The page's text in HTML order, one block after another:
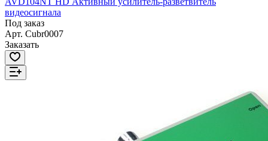
видеосигнала
Под заказ
Арт. Cubr0007
Заказать